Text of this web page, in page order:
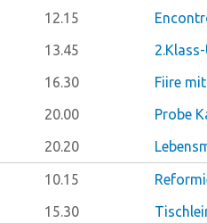
12.15
13.45
16.30
Fiire
20.00
Probe
20.20
10.15
15.30